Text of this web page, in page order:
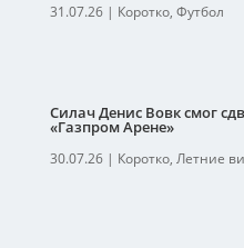
31.07.26| Коротко, Футбол
Силач Денис Вовк смог
«Газпром Арене»
30.07.26| Коротко, Летние